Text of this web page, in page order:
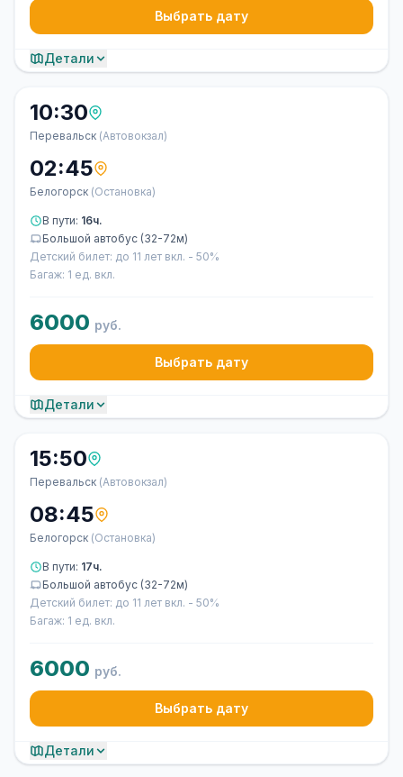
Выбрать дату
Детали
10:30
Перевальск (Автовокзал)
02:45
Белогорск (Остановка)
В пути: 16ч.
Большой автобус (32-72м)
Детский билет: до 11 лет вкл. - 50%
Багаж: 1 ед. вкл.
6000 руб.
Выбрать дату
Детали
15:50
Перевальск (Автовокзал)
08:45
Белогорск (Остановка)
В пути: 17ч.
Большой автобус (32-72м)
Детский билет: до 11 лет вкл. - 50%
Багаж: 1 ед. вкл.
6000 руб.
Выбрать дату
Детали